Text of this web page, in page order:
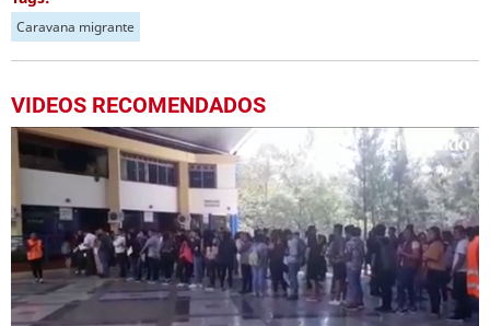
Caravana migrante
VIDEOS RECOMENDADOS